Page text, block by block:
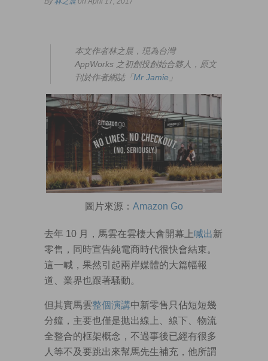
本文作者林之晨，現為台灣
AppWorks 之初創投創始合夥人，原文
刊於作者網誌「Mr Jamie 」
圖片來源： Amazon Go
去年 10 月，馬雲在雲棲大會開幕上喊出新
零售，同時宣告純電商時代很快會結束。
這一喊，果然引起兩岸媒體的大篇幅報
道、業界也跟著騷動。
但其實馬雲整個演講中新零售只佔短短幾
分鐘，主要也僅是拋出線上、線下、物流
全整合的框架概念，不過事後已經有很多
人等不及要跳出來幫馬先生補充，他所謂